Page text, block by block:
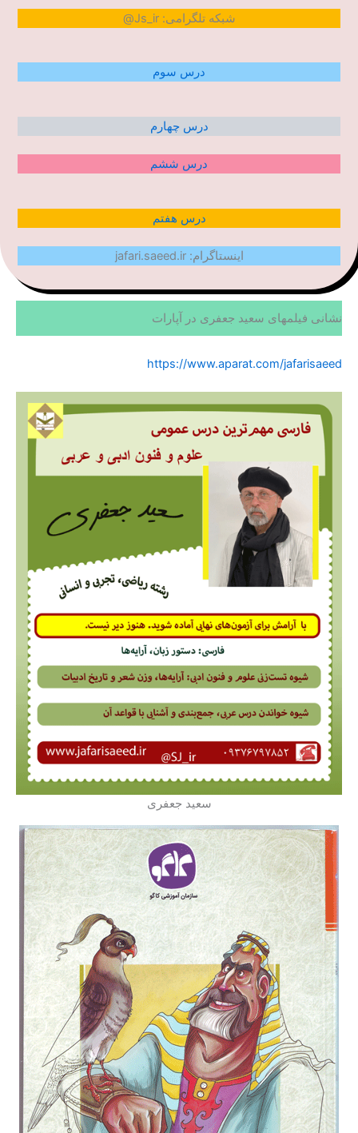
شبکه تلگرامی: Js_ir@
درس سوم
درس چهارم
درس ششم
درس هفتم
اینستاگرام: jafari.saeed.ir
نشانی فیلمهای سعید جعفری در آپارات
https://www.aparat.com/jafarisaeed
سعید جعفری